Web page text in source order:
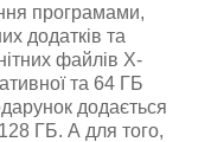
програмами,
додатків та
файлів X-
та 64 ГБ
додається
ГБ. А для того,